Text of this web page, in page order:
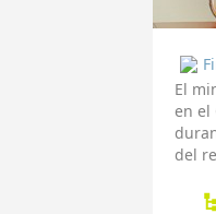
El
en el
del